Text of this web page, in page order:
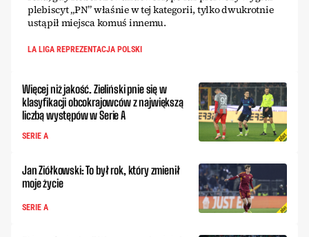
plebiscyt „PN” właśnie w tej kategorii, tylko dwukrotnie
ustąpił miejsca komuś innemu.
LA LIGA REPREZENTACJA POLSKI
Więcej niż jakość. Zieliński pnie się w
klasyfikacji obcokrajowców z największą
liczbą występów w Serie A
SERIE A
Jan Ziółkowski: To był rok, który zmienił
moje życie
SERIE A